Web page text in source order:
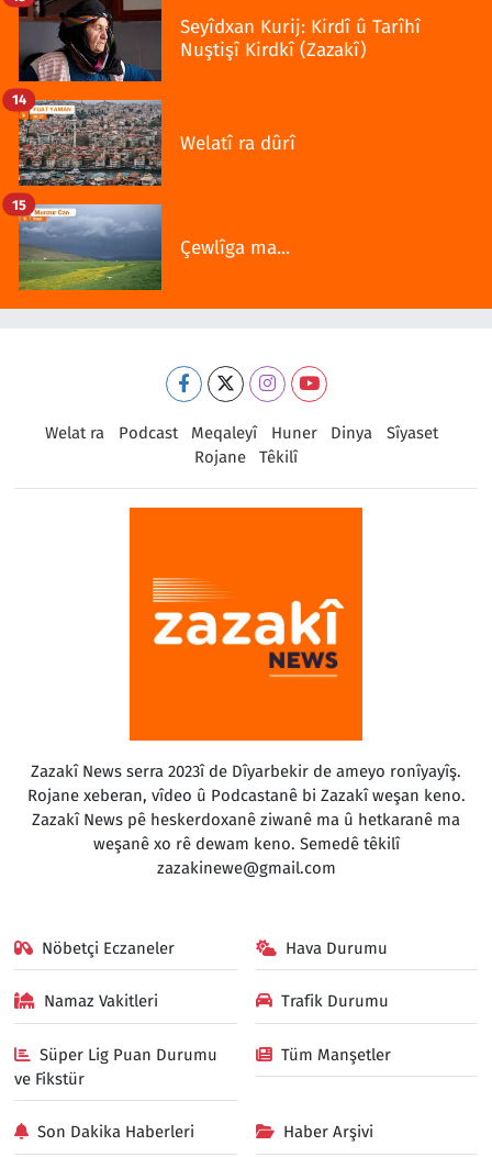
Seyîdxan Kurij: Kirdî û Tarîhî
Nuştişî Kirdkî (Zazakî)
Welatî ra dûrî
14
Çewlîga ma...
15
Welat ra Podcast Meqaleyî Huner Dinya
Sîyaset
Rojane
Têkilî
Zazakî News serra 2023î de Dîyarbekir de ameyo ronîyayîş.
Rojane xeberan, vîdeo û Podcastanê bi Zazakî weşan keno.
Zazakî News pê heskerdoxanê ziwanê ma û hetkaranê ma
weşanê xo rê dewam keno. Semedê têkilî
zazakinewe@gmail.com
Nöbetçi Eczaneler Hava Durumu
Namaz Vakitleri Trafik Durumu
Süper Lig Puan Durumu
ve Fikstür
Tüm Manşetler
Son Dakika Haberleri Haber Arşivi